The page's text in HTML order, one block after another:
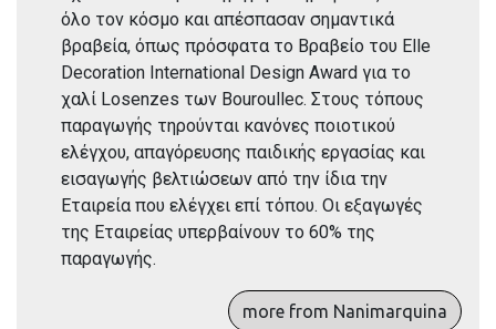
όλο τον κόσμο και απέσπασαν σημαντικά
βραβεία, όπως πρόσφατα το Βραβείο του Elle
Decoration Ιnternational Design Award για το
χαλί Losenzes των Bouroullec. Στους τόπους
παραγωγής τηρούνται κανόνες ποιοτικού
ελέγχου, απαγόρευσης παιδικής εργασίας και
εισαγωγής βελτιώσεων από την ίδια την
Εταιρεία που ελέγχει επί τόπου. Οι εξαγωγές
της Εταιρείας υπερβαίνουν το 60% της
παραγωγής.
more from Nanimarquina